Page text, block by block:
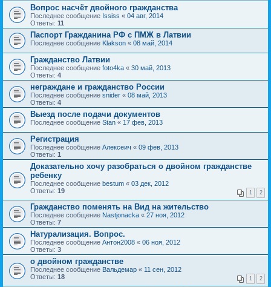
Вопрос насчёт двойного гражданства
Последнее сообщение Ississ « 04 авг, 2014
Ответы: 11
Паспорт Гражданина РФ с ПМЖ в Латвии
Последнее сообщение Klakson « 08 май, 2014
Гражданство Латвии
Последнее сообщение foto4ka « 30 май, 2013
Ответы: 4
неграждане и гражданство России
Последнее сообщение snider « 08 май, 2013
Ответы: 4
Выезд после подачи документов
Последнее сообщение Stan « 17 фев, 2013
Регистрация
Последнее сообщение Алексеич « 09 фев, 2013
Ответы: 1
Доказательно хочу разобраться о двойном гражданстве
ребенку
Последнее сообщение bestum « 03 дек, 2012
Ответы: 19 1 2
Гражданство поменять на Вид на жительство
Последнее сообщение Nastjonacka « 27 ноя, 2012
Ответы: 7
Натурализация. Вопрос.
Последнее сообщение Антон2008 « 06 ноя, 2012
Ответы: 3
о двойном гражданстве
Последнее сообщение Вальдемар « 11 сен, 2012
Ответы: 18 1 2